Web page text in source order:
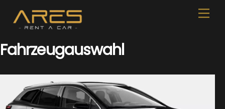
content
Fahrzeugauswahl